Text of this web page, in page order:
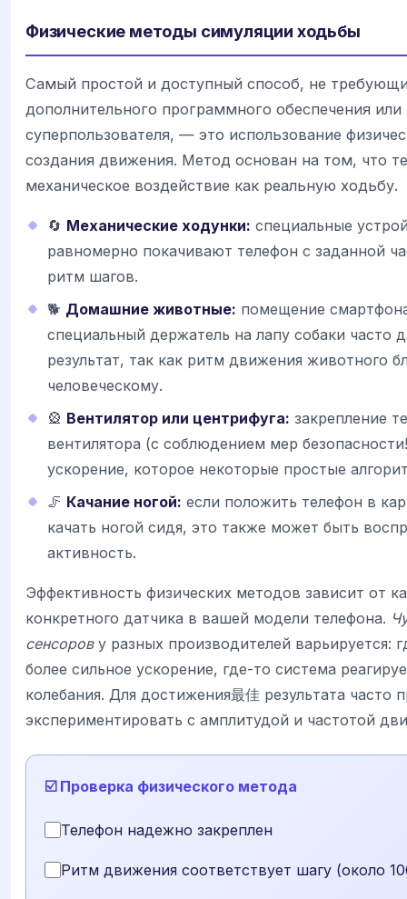
Физические методы симуляции ходьбы
Самый простой и доступный способ, не
дополнительного программного обеспечения или
суперпользователя, — это использование
создания движения. Метод основан на том, что
механическое воздействие как реальную ходьбу.
🔄 Механические ходунки: специальные
равномерно покачивают телефон с заданной
ритм шагов.
🐕 Домашние животные: помещение
специальный держатель на лапу собаки часто
результат, так как ритм движения животного
человеческому.
🎡 Вентилятор или центрифуга: закрепление
вентилятора (с соблюдением мер
ускорение, которое некоторые простые
🦵 Качание ногой: если положить телефон в
качать ногой сидя, это также может быть
активность.
Эффективность физических методов зависит от
конкретного датчика в вашей модели телефона.
сенсорову разных производителей варьируется:
более сильное ускорение, где-то система
колебания. Для достижения最佳 результата часто
экспериментировать с амплитудой и частотой
☑️ Проверка физического метода
Телефон надежно закреплен
Ритм движения соответствует шагу (около